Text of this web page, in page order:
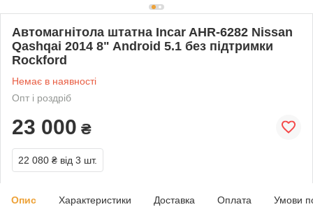
Автомагнітола штатна Incar AHR-6282 Nissan
Qashqai 2014 8" Android 5.1 без підтримки
Rockford
Немає в наявності
Опт і роздріб
23 000 ₴
22 080 ₴ від 3 шт.
Опис Характеристики Доставка Оплата Умови